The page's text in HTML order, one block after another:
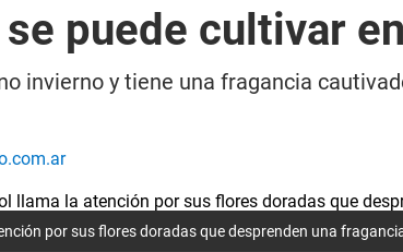
puede cultivar
invierno y tiene una fragancia
por sus flores doradas que desprenden una